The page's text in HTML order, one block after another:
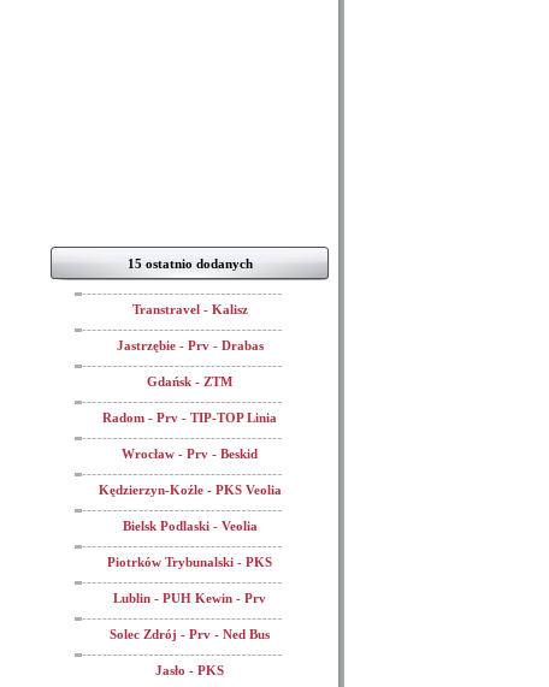
15 ostatnio dodanych
Transtravel - Kalisz
Jastrzębie - Prv - Drabas
Gdańsk - ZTM
Radom - Prv - TIP-TOP Linia
Wrocław - Prv - Beskid
Kędzierzyn-Koźle - PKS Veolia
Bielsk Podlaski - Veolia
Piotrków Trybunalski - PKS
Lublin - PUH Kewin - Prv
Solec Zdrój - Prv - Ned Bus
Jasło - PKS